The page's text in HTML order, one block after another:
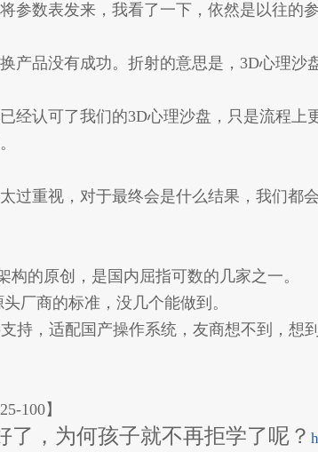
参数表发来，我看了一下，依然是以往的
产品没有成功。折射的意思是，3D心理沙
经认可了我们的3D心理沙盘，只是流程
过重视，对于最终会是什么结果，我们都
的原创，是国内屈指可数的几家之一。
厂商的标准，没几个能做到。
持，适配国产操作系统，友商想不到，想到
100】
，为何孩子就不再拒学了呢？